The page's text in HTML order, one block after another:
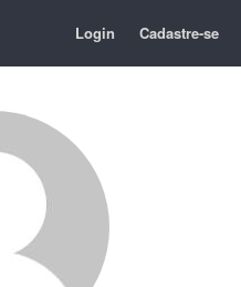
Login Cadastre-se